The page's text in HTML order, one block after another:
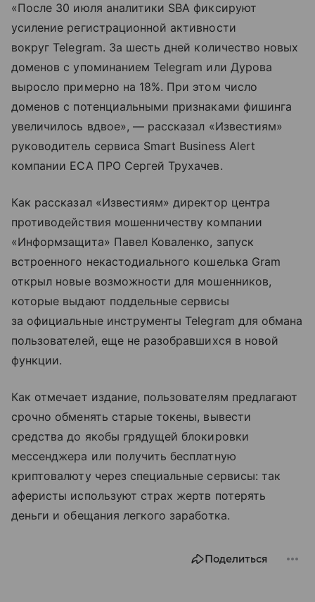
«После 30 июля аналитики SBA фиксируют
усиление регистрационной активности
вокруг Telegram. За шесть дней количество новых
доменов с упоминанием Telegram или Дурова
выросло примерно на 18%. При этом число
доменов с потенциальными признаками фишинга
увеличилось вдвое», — рассказал «Известиям»
руководитель сервиса Smart Business Alert
компании ЕСА ПРО Сергей Трухачев.
Как рассказал «Известиям» директор центра
противодействия мошенничеству компании
«Информзащита» Павел Коваленко, запуск
встроенного некастодиального кошелька Gram
открыл новые возможности для мошенников,
которые выдают поддельные сервисы
за официальные инструменты Telegram для обмана
пользователей, еще не разобравшихся в новой
функции.
Как отмечает издание, пользователям предлагают
срочно обменять старые токены, вывести
средства до якобы грядущей блокировки
мессенджера или получить бесплатную
криптовалюту через специальные сервисы: так
аферисты используют страх жертв потерять
деньги и обещания легкого заработка.
Поделиться